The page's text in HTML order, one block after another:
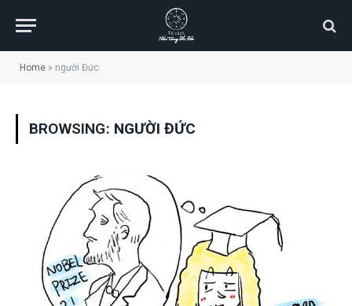
Home » người Đức
BROWSING: NGƯỜI ĐỨC